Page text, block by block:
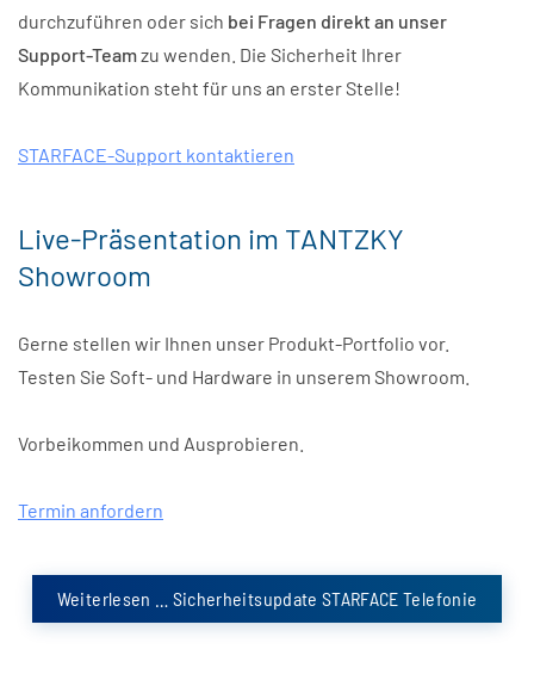
durchzuführen oder sich bei Fragen direkt an unser
Support-Teamzu wenden. Die Sicherheit Ihrer
Kommunikation steht für uns an erster Stelle!
STARFACE-Support kontaktieren
Live-Präsentation im TANTZKY
Showroom
Gerne stellen wir Ihnen unser Produkt-Portfolio vor.
Testen Sie Soft- und Hardware in unserem Showroom.
Vorbeikommen und Ausprobieren.
Termin anfordern
Weiterlesen … Sicherheitsupdate STARFACE Telefonie